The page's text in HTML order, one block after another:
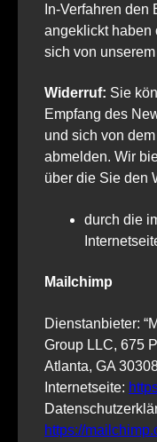
In-Verfahren
angeklickt haben
sich von
Widerruf: Sie
Empfang des
und sich von
abmelden. Wir
über die Sie den
durch die
Mailchimp
Dienstanbieter:
Group LLC, 675
Atlanta, GA
Internetseite:
https://